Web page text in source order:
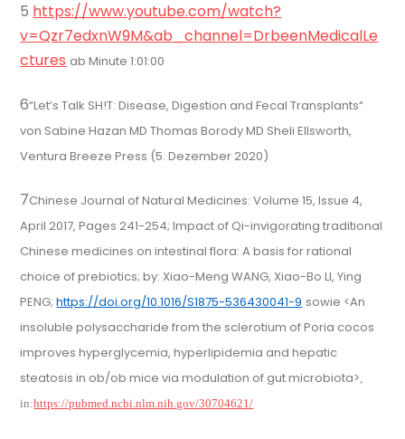
5 https://www.youtube.com/watch?
v=Qzr7edxnW9M&ab_channel=DrbeenMedicalLe
ctures ab Minute 1:01:00
6“Let’s Talk SH!T: Disease, Digestion and Fecal Transplants“
von Sabine Hazan MD Thomas Borody MD Sheli Ellsworth,
Ventura Breeze Press (5. Dezember 2020)
7Chinese Journal of Natural Medicines: Volume 15, Issue 4,
April 2017, Pages 241-254; Impact of Qi-invigorating traditional
Chinese medicines on intestinal flora: A basis for rational
choice of prebiotics; by: Xiao-Meng WANG, Xiao-Bo LI, Ying
PENG;https://doi.org/10.1016/S1875-536430041-9 sowie <An
insoluble polysaccharide from the sclerotium of Poria cocos
improves hyperglycemia, hyperlipidemia and hepatic
steatosis in ob/ob mice via modulation of gut microbiota>
in:https://pubmed.ncbi.nlm.nih.gov/30704621/